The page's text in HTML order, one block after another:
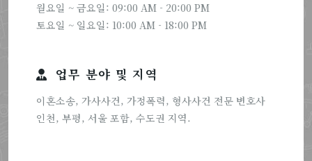
월요일 ~ 금요일: 09:00 AM - 20:00 PM
토요일 ~ 일요일: 10:00 AM - 18:00 PM
업무 분야 및 지역
이혼소송, 가사사건, 가정폭력, 형사사건 전문 변호사
인천, 부평, 서울 포함, 수도권 지역.